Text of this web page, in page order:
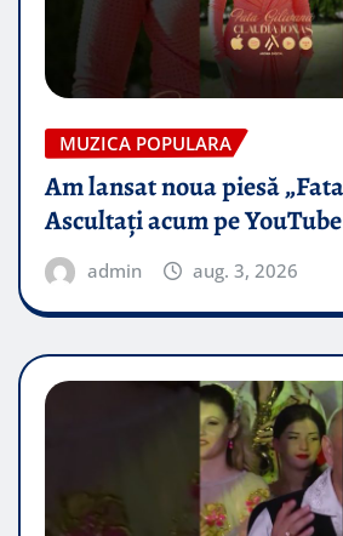
MUZICA POPULARA
Am lansat noua piesă
Ascultați acum pe
admin aug. 3, 2026